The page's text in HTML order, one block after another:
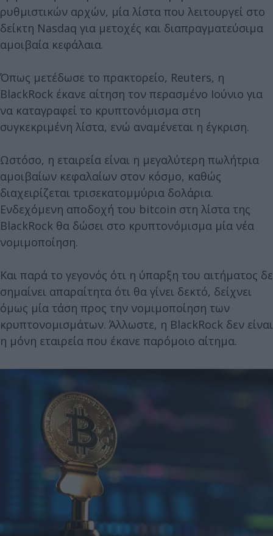
ρυθμιστικών αρχών, μία λίστα που λειτουργεί στο
δείκτη Nasdaq για μετοχές και διαπραγματεύσιμα
αμοιβαία κεφάλαια.
Όπως μετέδωσε το πρακτορείο, Reuters, η
BlackRock έκανε αίτηση τον περασμένο Ιούνιο για
να καταγραφεί το κρυπτονόμισμα στη
συγκεκριμένη λίστα, ενώ αναμένεται η έγκριση.
Ωστόσο, η εταιρεία είναι η μεγαλύτερη πωλήτρια
αμοιβαίων κεφαλαίων στον κόσμο, καθώς
διαχειρίζεται τρισεκατομμύρια δολάρια.
Ενδεχόμενη αποδοχή του bitcoin στη λίστα της
BlackRock θα δώσει στο κρυπτονόμισμα μία νέα
νομιμοποίηση.
Και παρά το γεγονός ότι η ύπαρξη του αιτήματος δε
σημαίνει απαραίτητα ότι θα γίνει δεκτό, δείχνει
όμως μία τάση προς την νομιμοποίηση των
κρυπτονομισμάτων. Άλλωστε, η BlackRock δεν είναι
η μόνη εταιρεία που έκανε παρόμοιο αίτημα.